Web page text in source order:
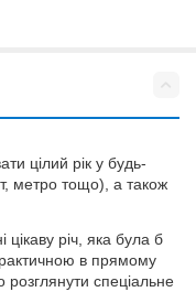
цілий рік у будь-
метро тощо), а також
цікаву річ, яка була б
в прямому
спеціальне